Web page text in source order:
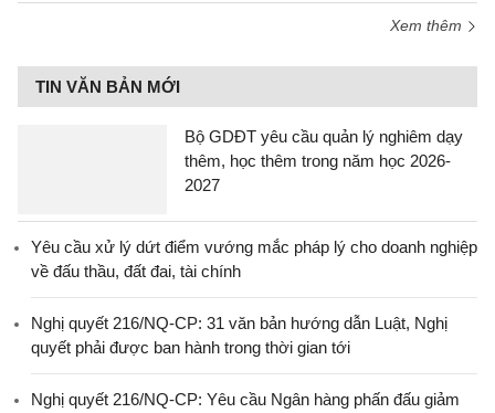
Xem thêm
TIN VĂN BẢN MỚI
Bộ GDĐT yêu cầu quản lý nghiêm dạy
thêm, học thêm trong năm học 2026-
2027
Yêu cầu xử lý dứt điểm vướng mắc pháp lý cho doanh nghiệp
về đấu thầu, đất đai, tài chính
Nghị quyết 216/NQ-CP: 31 văn bản hướng dẫn Luật, Nghị
quyết phải được ban hành trong thời gian tới
Nghị quyết 216/NQ-CP: Yêu cầu Ngân hàng phấn đấu giảm